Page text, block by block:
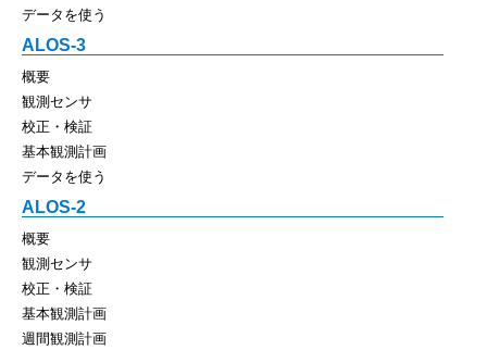
データを使う
ALOS-3
概要
観測センサ
校正・検証
基本観測計画
データを使う
ALOS-2
概要
観測センサ
校正・検証
基本観測計画
週間観測計画